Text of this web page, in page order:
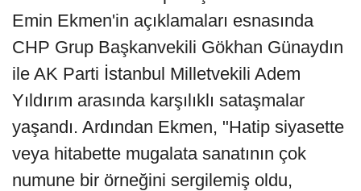
Emin Ekmen'in açıklamaları esnasında
CHP Grup Başkanvekili Gökhan Günaydın
ile AK Parti İstanbul Milletvekili Adem
Yıldırım arasında karşılıklı sataşmalar
yaşandı. Ardından Ekmen, "Hatip siyasette
veya hitabette mugalata sanatının çok
numune bir örneğini sergilemiş oldu,